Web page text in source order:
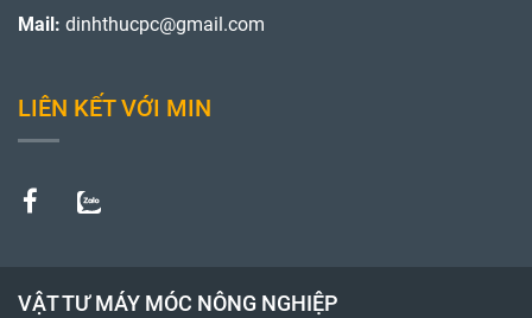
VẬT TƯ MÁY MÓC NÔNG NGHIỆP
Mail: dinhthucpc@gmail.com
LIÊN KẾT VỚI MIN